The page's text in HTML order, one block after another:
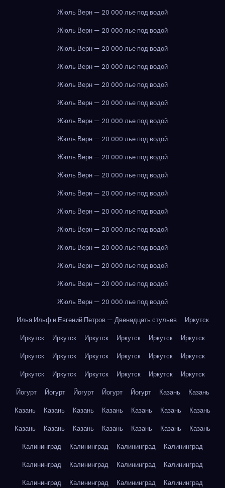
Жюль Верн — 20 000 лье под водой
Жюль Верн — 20 000 лье под водой
Жюль Верн — 20 000 лье под водой
Жюль Верн — 20 000 лье под водой
Жюль Верн — 20 000 лье под водой
Жюль Верн — 20 000 лье под водой
Жюль Верн — 20 000 лье под водой
Жюль Верн — 20 000 лье под водой
Жюль Верн — 20 000 лье под водой
Жюль Верн — 20 000 лье под водой
Жюль Верн — 20 000 лье под водой
Жюль Верн — 20 000 лье под водой
Жюль Верн — 20 000 лье под водой
Жюль Верн — 20 000 лье под водой
Жюль Верн — 20 000 лье под водой
Жюль Верн — 20 000 лье под водой
Жюль Верн — 20 000 лье под водой
Илья Ильф и Евгений Петров — Двенадцать стульев
Иркутск
Иркутск
Иркутск Иркутск Иркутск Иркутск
Иркутск
Иркутск
Иркутск Иркутск Иркутск Иркутск
Иркутск
Иркутск
Иркутск Иркутск Иркутск Иркутск
Иркутск
Йогурт
Йогурт Йогурт Йогурт Йогурт Казань
Казань
Казань
Казань Казань Казань Казань Казань
Казань
Казань
Казань Казань Казань Казань Казань
Казань
Калининград
Калининград Калининград
Калининград
Калининград
Калининград Калининград
Калининград
Калининград
Калининград Калининград
Калининград